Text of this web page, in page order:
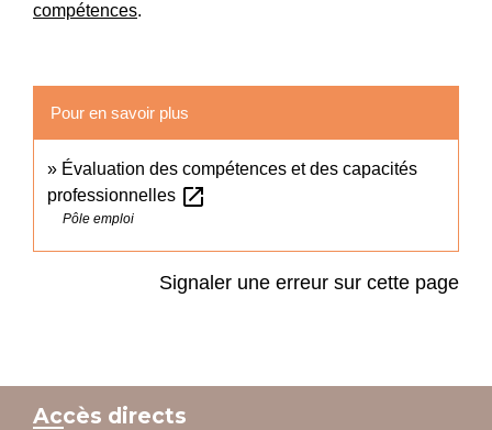
compétences.
Pour en savoir plus
Évaluation des compétences et des capacités
professionnelles open_in_new
Pôle emploi
Signaler une erreur sur cette page
Accès directs